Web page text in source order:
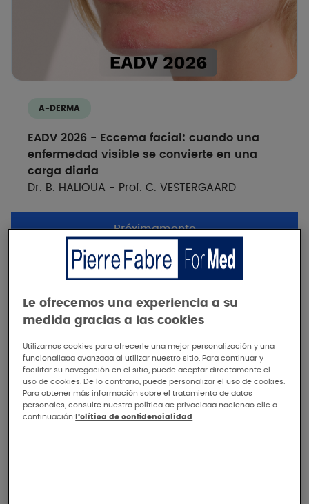
A-DERMA
EADV 2026 - Eccema facial: cuando una
enfermedad visible se convierte en una
carga diaria
Dr. B. HALIOUA - Prof. C. VESTERGAARD
Próximamente
CONGRESO
Le ofrecemos una experiencia a su
medida gracias a las cookies
Utilizamos cookies para ofrecerle una mejor personalización y una
funcionalidad avanzada al utilizar nuestro sitio. Para continuar y
facilitar su navegación en el sitio, puede aceptar directamente el
uso de cookies. De lo contrario, puede personalizar el uso de cookies.
Para obtener más información sobre el tratamiento de datos
personales, consulte nuestra política de privacidad haciendo clic a
continuación: Política de confidencialidad